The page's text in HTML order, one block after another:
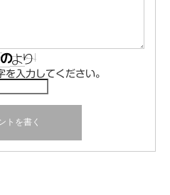
を入力してください。